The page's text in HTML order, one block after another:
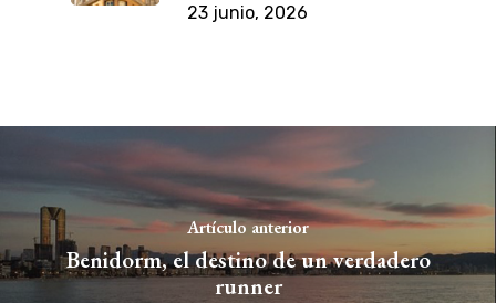
23 junio, 2026
Artículo anterior
Benidorm, el destino de un verdadero
runner